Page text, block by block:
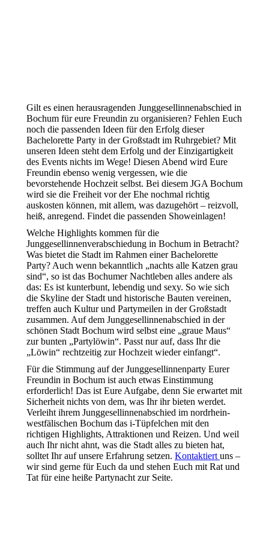
Gilt es einen herausragenden Junggesellinnenabschied in
Bochum für eure Freundin zu organisieren? Fehlen Euch
noch die passenden Ideen für den Erfolg dieser
Bachelorette Party in der Großstadt im Ruhrgebiet? Mit
unseren Ideen steht dem Erfolg und der Einzigartigkeit
des Events nichts im Wege! Diesen Abend wird Eure
Freundin ebenso wenig vergessen, wie die
bevorstehende Hochzeit selbst. Bei diesem JGA Bochum
wird sie die Freiheit vor der Ehe nochmal richtig
auskosten können, mit allem, was dazugehört – reizvoll,
heiß, anregend. Findet die passenden Showeinlagen!
Welche Highlights kommen für die
Junggesellinnenverabschiedung in Bochum in Betracht?
Was bietet die Stadt im Rahmen einer Bachelorette
Party? Auch wenn bekanntlich „nachts alle Katzen grau
sind“, so ist das Bochumer Nachtleben alles andere als
das: Es ist kunterbunt, lebendig und sexy. So wie sich
die Skyline der Stadt und historische Bauten vereinen,
treffen auch Kultur und Partymeilen in der Großstadt
zusammen. Auf dem Junggesellinnenabschied in der
schönen Stadt Bochum wird selbst eine „graue Maus“
zur bunten „Partylöwin“. Passt nur auf, dass Ihr die
„Löwin“ rechtzeitig zur Hochzeit wieder einfangt“.
Für die Stimmung auf der Junggesellinnenparty Eurer
Freundin in Bochum ist auch etwas Einstimmung
erforderlich! Das ist Eure Aufgabe, denn Sie erwartet mit
Sicherheit nichts von dem, was Ihr ihr bieten werdet.
Verleiht ihrem Junggesellinnenabschied im nordrhein-
westfälischen Bochum das i-Tüpfelchen mit den
richtigen Highlights, Attraktionen und Reizen. Und weil
auch Ihr nicht ahnt, was die Stadt alles zu bieten hat,
solltet Ihr auf unsere Erfahrung setzen. Kontaktiert uns –
wir sind gerne für Euch da und stehen Euch mit Rat und
Tat für eine heiße Partynacht zur Seite.